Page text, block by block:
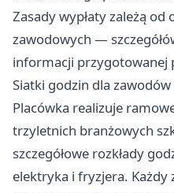
Zasady wypłaty zależą
zawodowych —
informacji przygotowanej
Siatki godzin dla zawodów
Placówka realizuje
trzyletnich branżowych
szczegółowe rozkłady
elektryka i fryzjera.